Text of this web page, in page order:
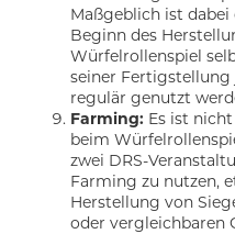
Maßgeblich ist
Beginn des
Würfelrollenspiel
seiner
regulär genutzt
Farming: Es ist
beim
zwei DRS-
Farming zu nutzen,
Herstellung von
oder vergleichbaren